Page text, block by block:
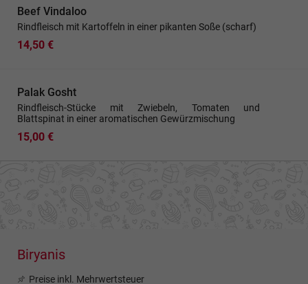
Beef Vindaloo
Rindfleisch mit Kartoffeln in einer pikanten Soße (scharf)
14,50 €
Palak Gosht
Rindfleisch-Stücke mit Zwiebeln, Tomaten und
Blattspinat in einer aromatischen Gewürzmischung
15,00 €
Biryanis
Preise inkl. Mehrwertsteuer